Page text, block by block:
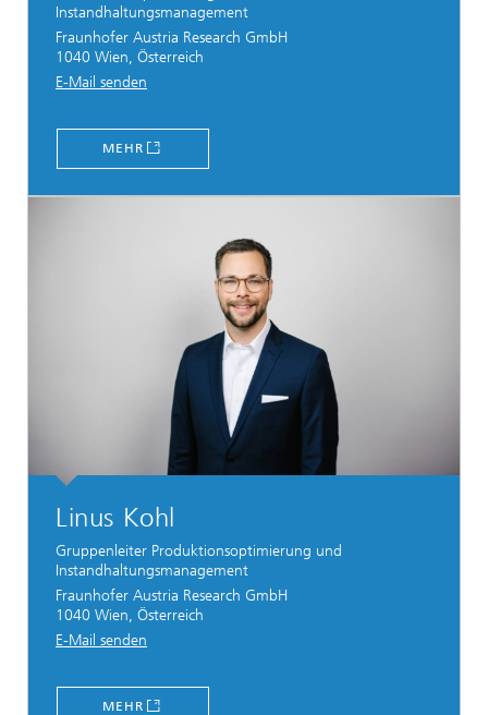
Instandhaltungsmanagement
Fraunhofer Austria Research GmbH
1040 Wien, Österreich
E-Mail senden
MEHR
Linus Kohl
Gruppenleiter Produktionsoptimierung und
Instandhaltungsmanagement
Fraunhofer Austria Research GmbH
1040 Wien, Österreich
E-Mail senden
MEHR